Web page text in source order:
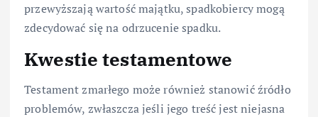
przewyższają wartość majątku, spadkobiercy mogą
zdecydować się na odrzucenie spadku.
Kwestie testamentowe
Testament zmarłego może również stanowić źródło
problemów, zwłaszcza jeśli jego treść jest niejasna